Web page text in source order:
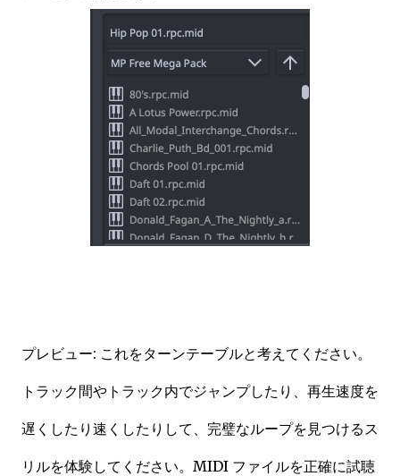
プレビュー: これをターンテーブルと考えてください。
トラック間やトラック内でジャンプしたり、再生速度を
遅くしたり速くしたりして、完璧なループを見つけるス
リルを体験してください。MIDI ファイルを正確に試聴